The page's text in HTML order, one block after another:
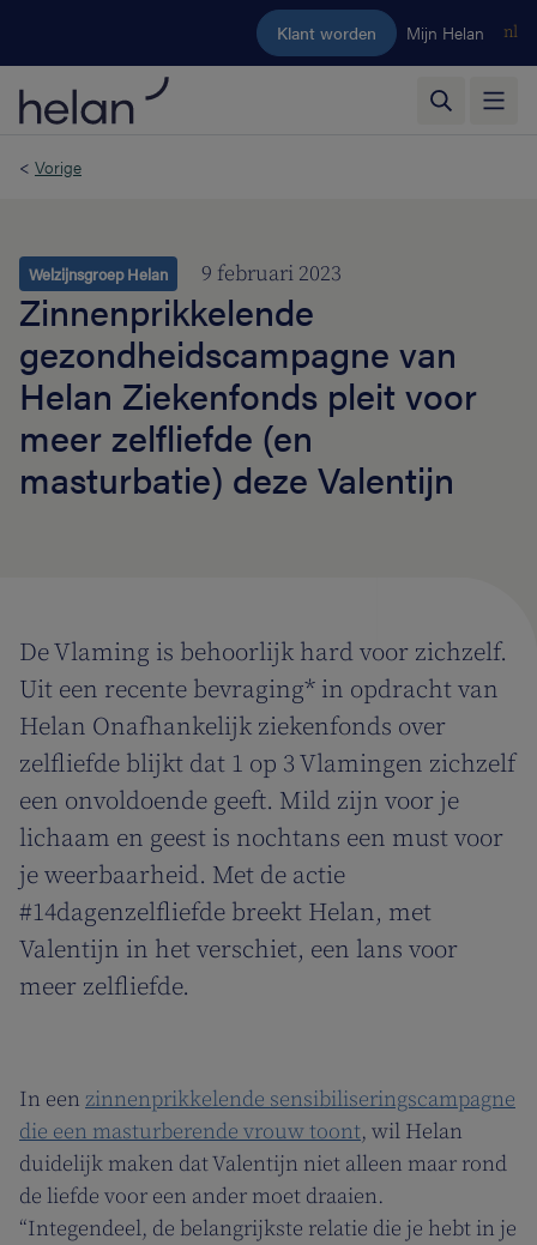
Ga naar de hoofdinhoud
Klant worden Mijn Helan nl
< Vorige
Welzijnsgroep Helan 9 februari 2023
Zinnenprikkelende
gezondheidscampagne van
Helan Ziekenfonds pleit voor
meer zelfliefde (en
masturbatie) deze Valentijn
De Vlaming is behoorlijk hard voor zichzelf.
Uit een recente bevraging* in opdracht van
Helan Onafhankelijk ziekenfonds over
zelfliefde blijkt dat 1 op 3 Vlamingen zichzelf
een onvoldoende geeft. Mild zijn voor je
lichaam en geest is nochtans een must voor
je weerbaarheid. Met de actie
#14dagenzelfliefde breekt Helan, met
Valentijn in het verschiet, een lans voor
meer zelfliefde.
In een zinnenprikkelende sensibiliseringscampagne
die een masturberende vrouw toont, wil Helan
duidelijk maken dat Valentijn niet alleen maar rond
de liefde voor een ander moet draaien.
“Integendeel, de belangrijkste relatie die je hebt in je